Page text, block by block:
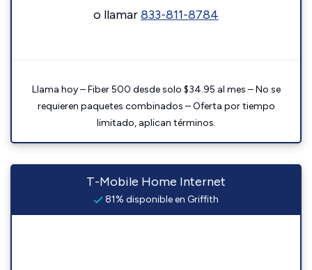
o llamar833-811-8784
Llama hoy – Fiber 500 desde solo $34.95 al mes – No se
requieren paquetes combinados – Oferta por tiempo
limitado, aplican términos.
T-Mobile Home Internet
81% disponible en Griffith